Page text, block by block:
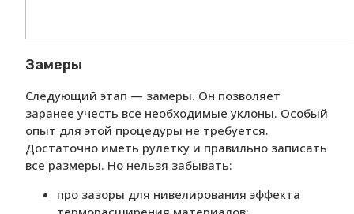
Замеры
Следующий этап — замеры. Он позволяет
заранее учесть все необходимые уклоны. Особый
опыт для этой процедуры не требуется.
Достаточно иметь рулетку и правильно записать
все размеры. Но нельзя забывать:
про зазоры для нивелирования эффекта